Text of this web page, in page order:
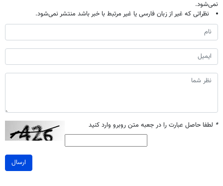
نمی‌شود.
نظراتی که غیر از زبان فارسی یا غیر مرتبط با خبر باشد منتشر نمی‌شود.
* لطفا حاصل عبارت را در جعبه متن روبرو وارد کنید
ارسال